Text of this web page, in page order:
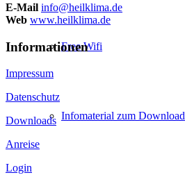
Free Wifi
Infomaterial zum Download
E-Mail info@heilklima.de
Web www.heilklima.de
Informationen
Impressum
Datenschutz
Downloads
Anreise
Login